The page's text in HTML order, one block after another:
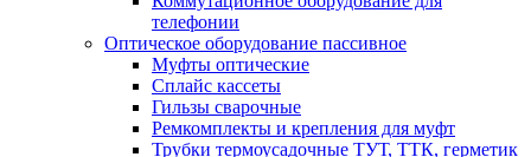
телефонии
Оптическое оборудование пассивное
Муфты оптические
Сплайс кассеты
Гильзы сварочные
Ремкомплекты и крепления для муфт
Трубки термоусадочные ТУТ, ТТК, герметик